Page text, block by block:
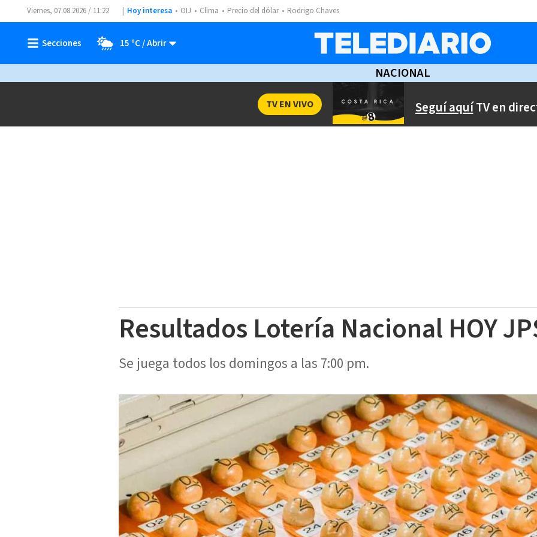
Viernes, 07.08.2026 / 11:22 Hoy interesa OIJ Clima Precio del dólar Rodrigo Chaves
15 ºC
NACIONAL
Seguí aquíTV en
TV EN VIVO
Resultados Lotería Nacional HOY
Se juega todos los domingos a las 7:00 pm.